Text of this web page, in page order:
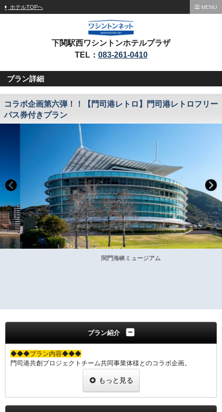
ホテルTOPへ MENU
下関駅西ワシントンホテルプラザ
TEL： 083-261-0410
プラン詳細
コラボ企画第六弾！！【門司港レトロ】門司港レトロフリー
パス券付きプラン
関門海峡ミュージアム
プラン紹介
◆◆◆プラン内容◆◆◆
門司港共創プロジェクトチーム共同事業体様とのコラボ企画。
マンの雰囲気漂うレトロな景観が魅力の港町です。
下関駅から車で約20分、JRで約30分、唐戸市場から船で約10分とア
もっと見る